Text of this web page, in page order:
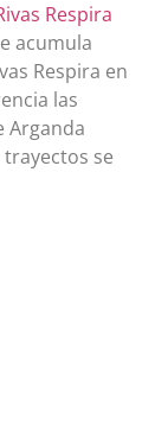
Respira
acumula
Respira en
las
Arganda
se